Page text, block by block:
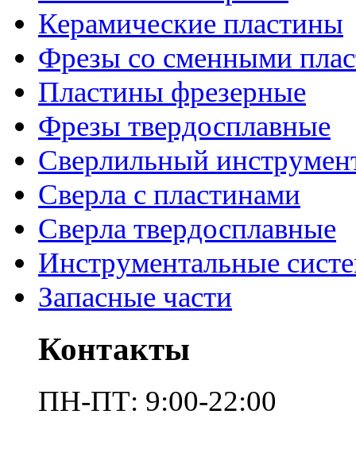
Керамические пластины
Фрезы со сменными
Пластины фрезерные
Фрезы твердосплавные
Сверлильный
Сверла с пластинами
Сверла твердосплавные
Инструментальные
Запасные части
Контакты
ПН-ПТ: 9:00-22:00